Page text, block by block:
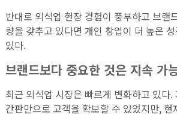
반대로 외식업 현장 경험이 풍부하고 브랜
량을 갖추고 있다면 개인 창업이 더 높은
있다.
브랜드보다 중요한 것은 지속 가
최근 외식업 시장은 빠르게 변화하고 있다
간판만으로 고객을 확보할 수 있었지만, 현